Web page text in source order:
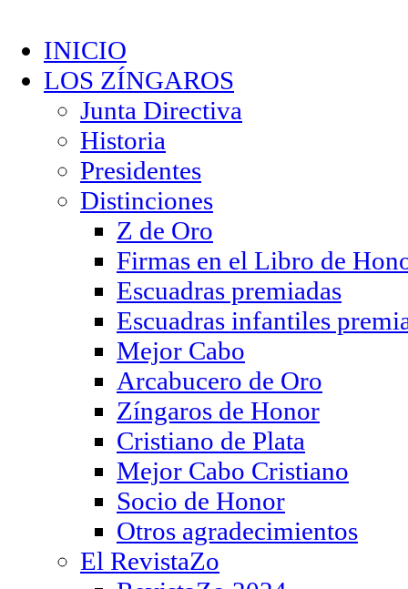
INICIO
LOS ZÍNGAROS
Junta Directiva
Historia
Presidentes
Distinciones
Z de Oro
Firmas en el Libro de
Escuadras premiadas
Escuadras infantiles
Mejor Cabo
Arcabucero de Oro
Zíngaros de Honor
Cristiano de Plata
Mejor Cabo Cristiano
Socio de Honor
Otros agradecimientos
El RevistaZo